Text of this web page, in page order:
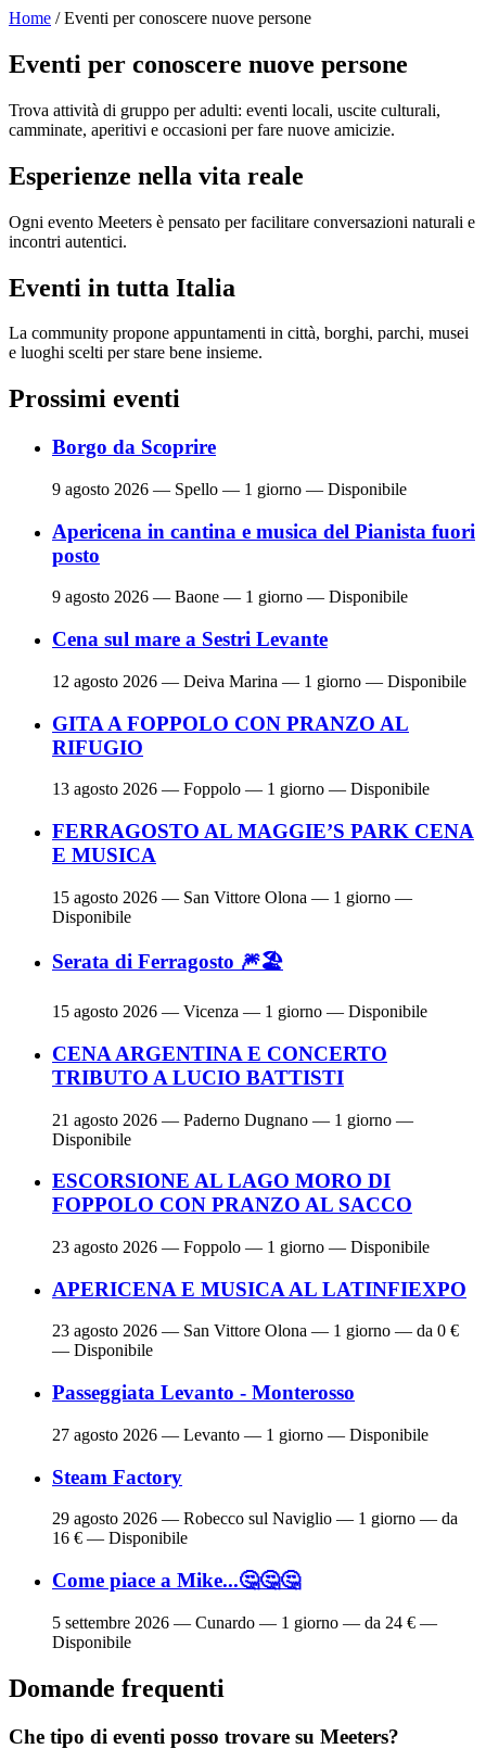
Home / Eventi per conoscere nuove persone
Eventi per conoscere nuove persone
Trova attività di gruppo per adulti: eventi locali, uscite culturali,
camminate, aperitivi e occasioni per fare nuove amicizie.
Esperienze nella vita reale
Ogni evento Meeters è pensato per facilitare conversazioni naturali e
incontri autentici.
Eventi in tutta Italia
La community propone appuntamenti in città, borghi, parchi, musei
e luoghi scelti per stare bene insieme.
Prossimi eventi
Borgo da Scoprire
9 agosto 2026 — Spello — 1 giorno — Disponibile
Apericena in cantina e musica del Pianista fuori
posto
9 agosto 2026 — Baone — 1 giorno — Disponibile
Cena sul mare a Sestri Levante
12 agosto 2026 — Deiva Marina — 1 giorno — Disponibile
GITA A FOPPOLO CON PRANZO AL
RIFUGIO
13 agosto 2026 — Foppolo — 1 giorno — Disponibile
FERRAGOSTO AL MAGGIE’S PARK CENA
E MUSICA
15 agosto 2026 — San Vittore Olona — 1 giorno —
Disponibile
Serata di Ferragosto 🎆🏖
15 agosto 2026 — Vicenza — 1 giorno — Disponibile
CENA ARGENTINA E CONCERTO
TRIBUTO A LUCIO BATTISTI
21 agosto 2026 — Paderno Dugnano — 1 giorno —
Disponibile
ESCORSIONE AL LAGO MORO DI
FOPPOLO CON PRANZO AL SACCO
23 agosto 2026 — Foppolo — 1 giorno — Disponibile
APERICENA E MUSICA AL LATINFIEXPO
23 agosto 2026 — San Vittore Olona — 1 giorno — da 0 €
— Disponibile
Passeggiata Levanto - Monterosso
27 agosto 2026 — Levanto — 1 giorno — Disponibile
Steam Factory
29 agosto 2026 — Robecco sul Naviglio — 1 giorno — da
16 € — Disponibile
Come piace a Mike...🤔🤔🤔
5 settembre 2026 — Cunardo — 1 giorno — da 24 € —
Disponibile
Domande frequenti
Che tipo di eventi posso trovare su Meeters?